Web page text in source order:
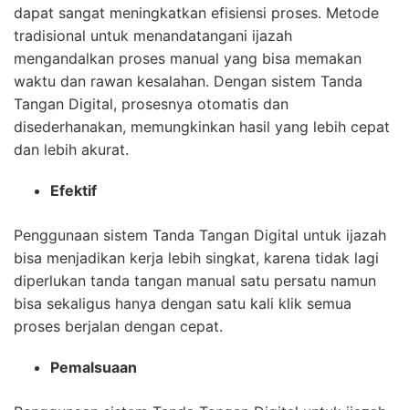
dapat sangat meningkatkan efisiensi proses. Metode
tradisional untuk menandatangani ijazah
mengandalkan proses manual yang bisa memakan
waktu dan rawan kesalahan. Dengan sistem Tanda
Tangan Digital, prosesnya otomatis dan
disederhanakan, memungkinkan hasil yang lebih cepat
dan lebih akurat.
Efektif
Penggunaan sistem Tanda Tangan Digital untuk ijazah
bisa menjadikan kerja lebih singkat, karena tidak lagi
diperlukan tanda tangan manual satu persatu namun
bisa sekaligus hanya dengan satu kali klik semua
proses berjalan dengan cepat.
Pemalsuaan